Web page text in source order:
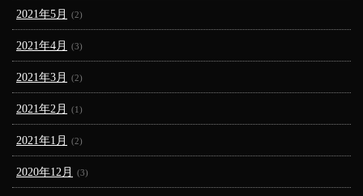
2021年5月 (2)
2021年4月 (3)
2021年3月 (2)
2021年2月 (1)
2021年1月 (2)
2020年12月 (3)